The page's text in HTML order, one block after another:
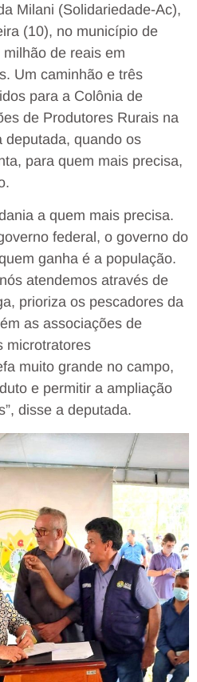
Milani (Solidariedade-Ac),
(10), no município de
de reais em
Um caminhão e três
para a Colônia de
de Produtores Rurais na
deputada, quando os
para quem mais precisa,
a quem mais precisa.
federal, o governo do
ganha é a população.
atendemos através de
prioriza os pescadores da
as associações de
microtratores
muito grande no campo,
e permitir a ampliação
disse a deputada.